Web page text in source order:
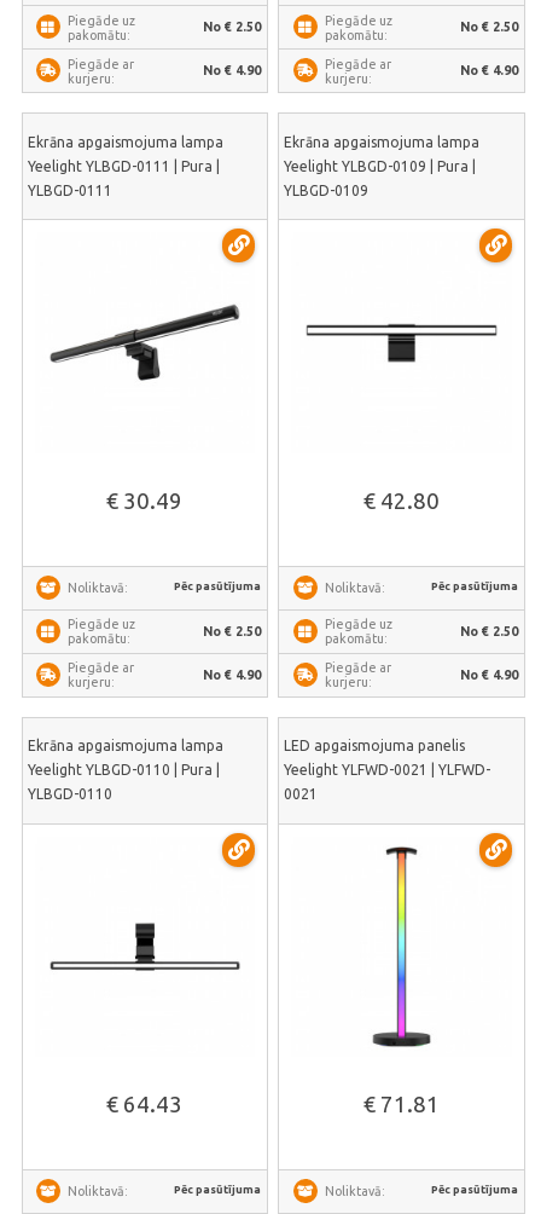
Piegāde uz
pakomātu:
No € 2.50
Piegāde ar
kurjeru:
No € 4.90
Piegāde uz
pakomātu:
No € 2.50
Piegāde ar
kurjeru:
No € 4.90
Ekrāna apgaismojuma lampa
Yeelight YLBGD-0111 | Pura |
YLBGD-0111
€ 30.49
Noliktavā: Pēc pasūtījuma
Piegāde uz
pakomātu:
No € 2.50
Piegāde ar
kurjeru:
No € 4.90
Ekrāna apgaismojuma lampa
Yeelight YLBGD-0109 | Pura |
YLBGD-0109
€ 42.80
Noliktavā: Pēc pasūtījuma
Piegāde uz
pakomātu:
No € 2.50
Piegāde ar
kurjeru:
No € 4.90
Ekrāna apgaismojuma lampa
Yeelight YLBGD-0110 | Pura |
YLBGD-0110
€ 64.43
Noliktavā: Pēc pasūtījuma
LED apgaismojuma panelis
Yeelight YLFWD-0021 | YLFWD-
0021
€ 71.81
Noliktavā: Pēc pasūtījuma